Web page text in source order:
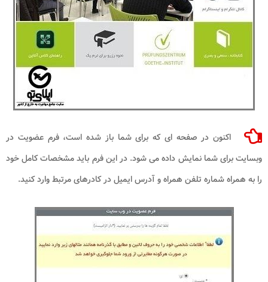
اکنون در صفحه ای که برای شما باز شده است، فرم عضویت در
وبسایت برای شما نمایش داده می شود. در این فرم باید مشخصات کامل خود
را به همراه شماره تلفن همراه و آدرس ایمیل در کادرهای مرتبط وارد کنید.